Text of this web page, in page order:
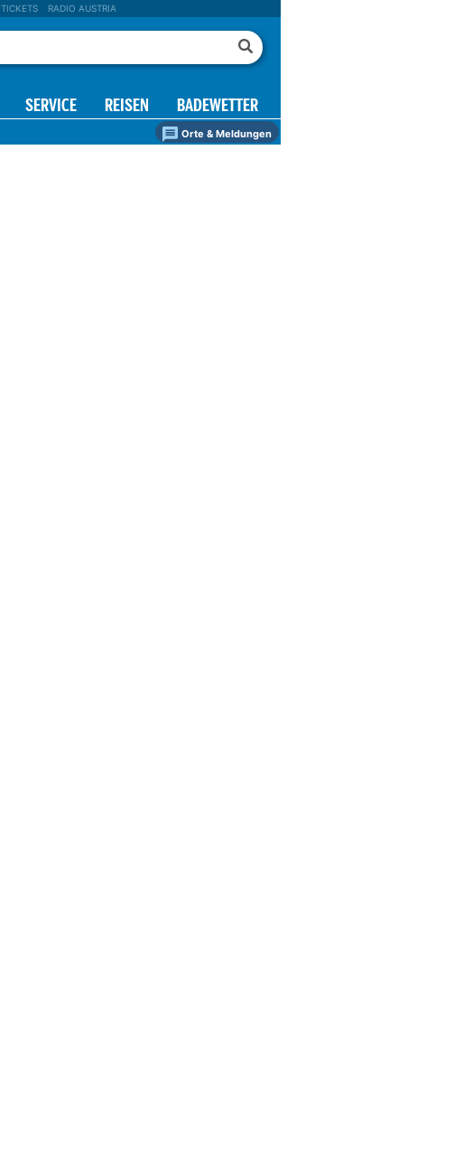
TICKETS RADIO AUSTRIA
SERVICE REISEN BADEWETTER
Orte & Meldungen